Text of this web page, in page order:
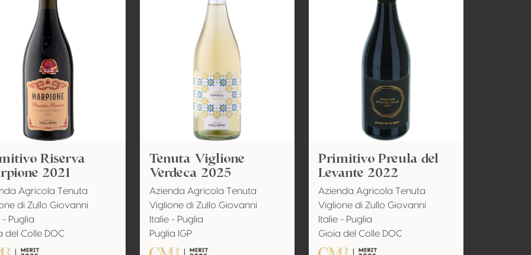
Riserva
2021
Agricola Tenuta
di Zullo Giovanni
- Puglia
del Colle DOC
Tenuta Viglione
Verdeca 2025
Azienda Agricola Tenuta
Viglione di Zullo Giovanni
Italie - Puglia
Puglia IGP
Primitivo Preula del
Levante 2022
Azienda Agricola Tenuta
Viglione di Zullo Giovanni
Italie - Puglia
Gioia del Colle DOC